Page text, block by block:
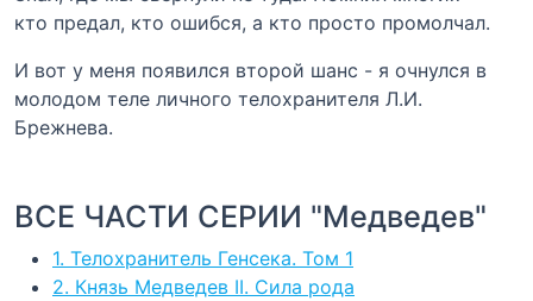
кто предал, кто ошибся, а кто просто промолчал.
И вот у меня появился второй шанс - я очнулся в
молодом теле личного телохранителя Л.И.
Брежнева.
ВСЕ ЧАСТИ СЕРИИ "Медведев"
1. Телохранитель Генсека. Том 1
2. Князь Медведев II. Сила рода